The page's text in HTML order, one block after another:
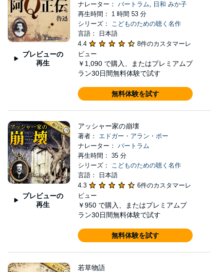
プレビューの
再生
ナレーター： バートラム, 日和 みか子
再生時間： 1 時間 53 分
シリーズ： こどものための聴く名作
言語： 日本語
4.4
8件のカスタマーレ
ビュー
￥1,090 で購入、またはプレミアムプ
ラン30日間無料体験で試す
無料体験を試す
プレビューの
再生
アッシャー家の崩壊
著者： エドガー・アラン・ポー
ナレーター： バートラム
再生時間： 35 分
シリーズ： こどものための聴く名作
言語： 日本語
4.3
6件のカスタマーレ
ビュー
￥950 で購入、またはプレミアムプ
ラン30日間無料体験で試す
無料体験を試す
若草物語